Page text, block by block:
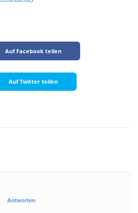
Auf Facebook teilen
Auf Twitter teilen
Antworten